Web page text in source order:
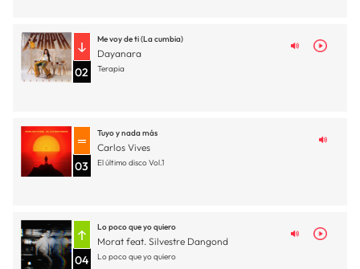
02
Me voy de ti (La cumbia)
Dayanara
Terapia
03
Tuyo y nada más
Carlos Vives
El último disco Vol.1
04
Lo poco que yo quiero
Morat feat. Silvestre Dangond
Lo poco que yo quiero